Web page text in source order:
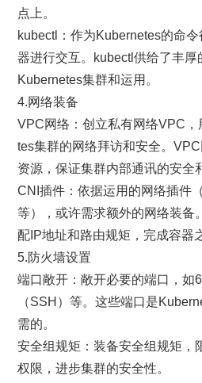
点上。
kubectl：作为Kubernetes的命
器进行交互。kubectl供给了丰
Kubernetes集群和运用。
4.网络装备
VPC网络：创立私有网络VPC
tes集群的网络拜访和安全。
资源，保证集群内部通讯的安全
CNI插件：依据运用的网络插件
等），或许需求额外的网络装备
配IP地址和路由规矩，完成容器
5.防火墙设置
端口敞开：敞开必要的端口，如
（SSH）等。这些端口是
需的。
安全组规矩：装备安全组规矩，
权限，进步集群的安全性。